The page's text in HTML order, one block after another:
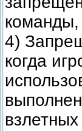
команды,
4)
когда